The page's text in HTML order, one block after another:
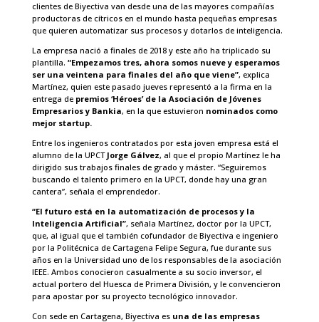
clientes de Biyectiva van desde una de las mayores compañías
productoras de cítricos en el mundo hasta pequeñas empresas
que quieren automatizar sus procesos y dotarlos de inteligencia.
La empresa nació a finales de 2018 y este año ha triplicado su
plantilla. “Empezamos tres, ahora somos nueve y esperamos
ser una veintena para finales del año que viene”, explica
Martínez, quien este pasado jueves representó a la firma en la
entrega de premios ‘Héroes’ de la Asociación de Jóvenes
Empresarios y Bankia, en la que estuvieron nominados como
mejor startup.
Entre los ingenieros contratados por esta joven empresa está el
alumno de la UPCT Jorge Gálvez, al que el propio Martínez le ha
dirigido sus trabajos finales de grado y máster. “Seguiremos
buscando el talento primero en la UPCT, donde hay una gran
cantera”, señala el emprendedor.
“El futuro está en la automatización de procesos y la
Inteligencia Artificial”, señala Martínez, doctor por la UPCT,
que, al igual que el también cofundador de Biyectiva e ingeniero
por la Politécnica de Cartagena Felipe Segura, fue durante sus
años en la Universidad uno de los responsables de la asociación
IEEE. Ambos conocieron casualmente a su socio inversor, el
actual portero del Huesca de Primera División, y le convencieron
para apostar por su proyecto tecnológico innovador.
Con sede en Cartagena, Biyectiva es una de las empresas